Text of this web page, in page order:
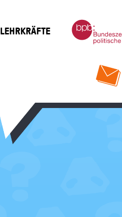
Bundeszentrale
für
politische